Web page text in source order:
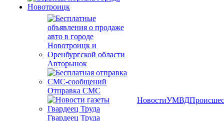
Авторынок
Отправка СМС
Гвардеец Труда
НовостиУМВД